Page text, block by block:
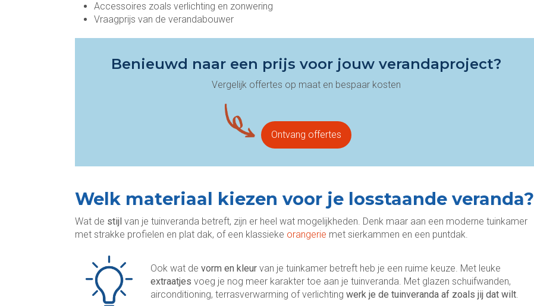
Accessoires zoals verlichting en zonwering
Vraagprijs van de verandabouwer
Benieuwd naar een prijs voor jouw verandaproject?
Vergelijk offertes op maat en bespaar kosten
Ontvang offertes
Welk materiaal kiezen voor je losstaande veranda?
Wat de stijl van je tuinveranda betreft, zijn er heel wat mogelijkheden. Denk maar aan een moderne tuinkamer
met strakke profielen en plat dak, of een klassieke orangerie met sierkammen en een puntdak.
Ook wat de vorm en kleur van je tuinkamer betreft heb je een ruime keuze. Met leuke
extraatjes voeg je nog meer karakter toe aan je tuinveranda. Met glazen schuifwanden,
airconditioning, terrasverwarming of verlichting werk je de tuinveranda af zoals jij dat wilt.